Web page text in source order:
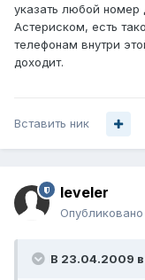
указать любой
Астериском, есть
телефонам внутри
доходит.
Вставить ник
leveler
Опубликовано
В 23.04.2009 в